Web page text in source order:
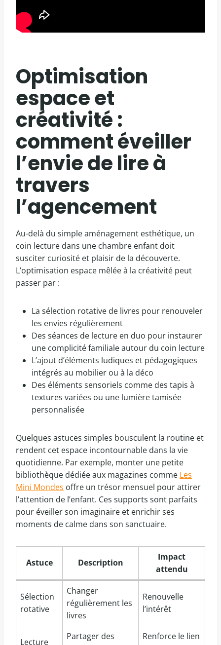
Optimisation
espace et
créativité :
comment éveiller
l’envie de lire à
travers
l’agencement
Au-delà du simple aménagement esthétique, un
coin lecture dans une chambre enfant doit
susciter curiosité et plaisir de la découverte.
L’optimisation espace mêlée à la créativité peut
passer par :
La sélection rotative de livres pour renouveler
les envies régulièrement
Des séances de lecture en duo pour instaurer
une complicité familiale autour du coin lecture
L’ajout d’éléments ludiques et pédagogiques
intégrés au mobilier ou à la déco
Des éléments sensoriels comme des tapis à
textures variées ou une lumière tamisée
personnalisée
Quelques astuces simples bousculent la routine et
rendent cet espace incontournable dans la vie
quotidienne. Par exemple, monter une petite
bibliothèque dédiée aux magazines comme Les
Mini Mondes offre un trésor mensuel pour attirer
l’attention de l’enfant. Ces supports sont parfaits
pour éveiller son imaginaire et enrichir ses
moments de calme dans son sanctuaire.
Astuce Description
Impact
attendu
Sélection
rotative
Changer
régulièrement les
livres
Renouvelle
l’intérêt
Lecture
Partager des
Renforce le lien